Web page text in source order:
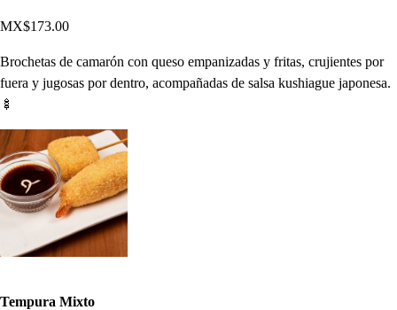
MX$173.00
Brochetas de camarón con queso empanizadas y fritas, crujientes por
fuera y jugosas por dentro, acompañadas de salsa kushiague japonesa.
🍢
Tempura Mixto